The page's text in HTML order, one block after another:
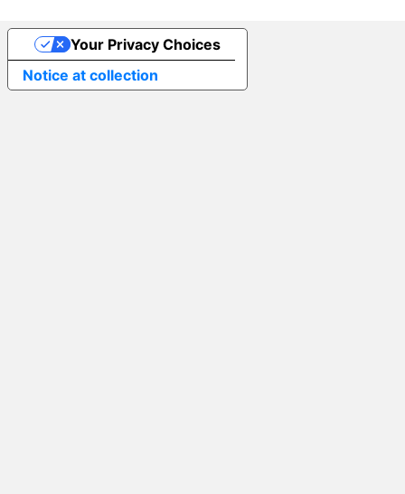
Notice at collection
Your Privacy Choices